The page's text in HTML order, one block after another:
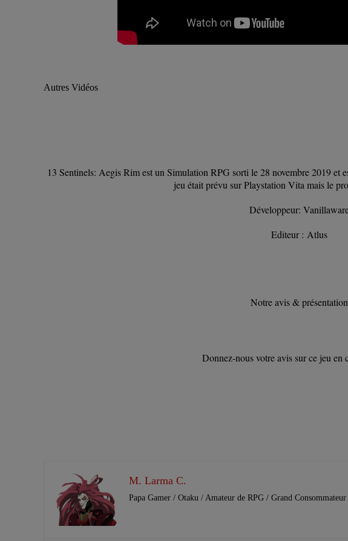
Autres Vidéos
13 Sentinels: Aegis Rim est un Simulation RPG sorti le 28 novembre 2019 et
jeu était prévu sur Playstation Vita mais le
Développeur:
Editeur : Atlus
Notre avis & présentation
Donnez-nous votre avis sur ce jeu en
M. Larma C.
Papa Gamer / Otaku / Amateur de RPG / Grand